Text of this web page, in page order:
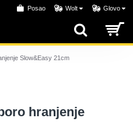
Posao Wolt Glovo
Slow&Easy 21cm
hranjenje